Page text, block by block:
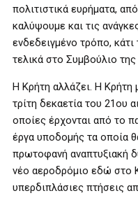
πολιτιστικά ευρήματα,
καλύψουμε και τις
ενδεδειγμένο τρόπο,
τελικά στο Συμβούλιο της
Η Κρήτη αλλάζει. Η Κρήτη
τρίτη δεκαετία του 21ου
οποίες έρχονται από το
έργα υποδομής τα οποία
πρωτοφανή αναπτυξιακή
νέο αεροδρόμιο εδώ στο
υπερδιπλάσιες πτήσεις